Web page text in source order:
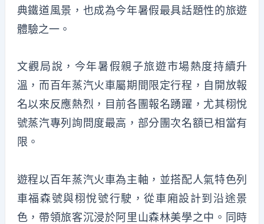
典鐵道風景，也成為今年暑假最具話題性的旅遊
體驗之一。
文觀局說，今年暑假親子旅遊市場熱度持續升
溫，而百年蒸汽火車屬期間限定行程，自開放報
名以來反應熱烈，目前各團報名踴躍，尤其栩悅
號蒸汽專列詢問度最高，部分團次名額已相當有
限。
遊程以百年蒸汽火車為主軸，並搭配人氣特色列
車福森號與栩悅號行駛，從車廂設計到沿途景
色，帶領旅客沉浸於阿里山森林美學之中。同時